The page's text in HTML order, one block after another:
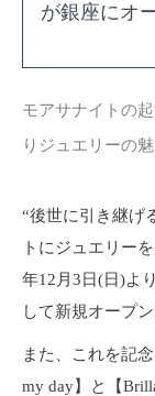
が銀座にオ
モアサナイトの
りジュエリーの
“後世に引き継げ
トにジュエリー
年12月3日(日)よ
して新規オープ
また、これを記
my day】と【